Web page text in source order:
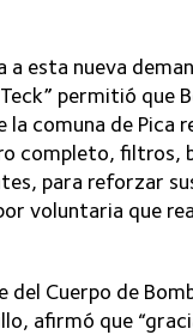
a esta nueva
permitió que
la comuna de Pica
completo, filtros,
para reforzar
voluntaria que
del Cuerpo de
afirmó que